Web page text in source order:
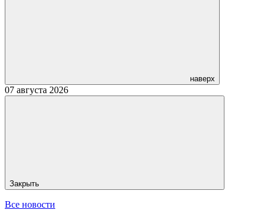
наверх
07 августа 2026
Закрыть
Все новости